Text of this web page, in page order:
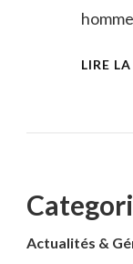
LIRE
Actualités &